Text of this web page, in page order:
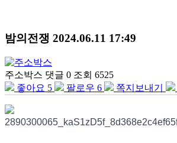
밤의전쟁 2024.06.11 17:49
주소박스 댓글 0 조회 6525
좋아요 5 팔로우 6 쪽지보내기